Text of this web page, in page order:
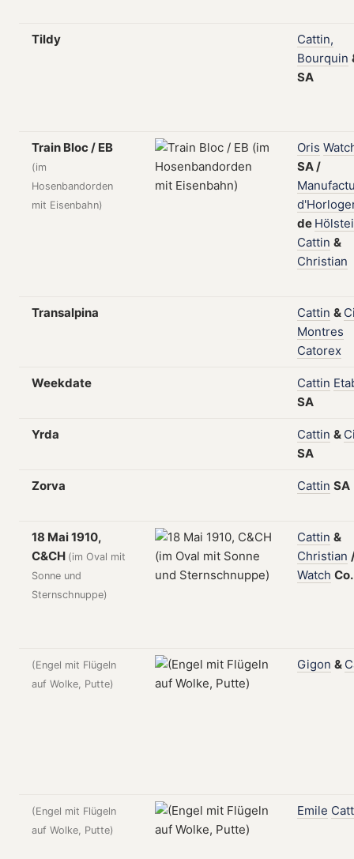
Tildy
Cattin,
Bourquin
SA
Train Bloc / EB
(im
Hosenbandorden
mit Eisenbahn)
Oris
SA/
de
Cattin &
Christian
Transalpina Cattin &
Montres
Catorex
Weekdate Cattin
SA
Yrda Cattin &
SA
Zorva Cattin SA
18 Mai 1910,
C&CH (im Oval mit
Sonne und
Sternschnuppe)
Cattin &
Christian
Watch Co.
(Engel mit Flügeln
auf Wolke, Putte)
Gigon &
(Engel mit Flügeln
auf Wolke, Putte)
Emile